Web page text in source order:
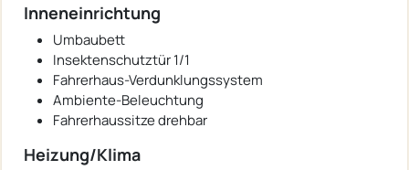
Inneneinrichtung
Umbaubett
Insektenschutztür 1/1
Fahrerhaus-Verdunklungssystem
Ambiente-Beleuchtung
Fahrerhaussitze drehbar
Heizung/Klima